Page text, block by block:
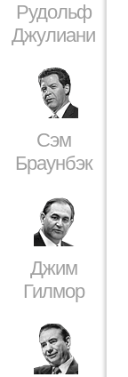
Рудольф
Джулиани
Сэм
Браунбэк
Джим
Гилмор